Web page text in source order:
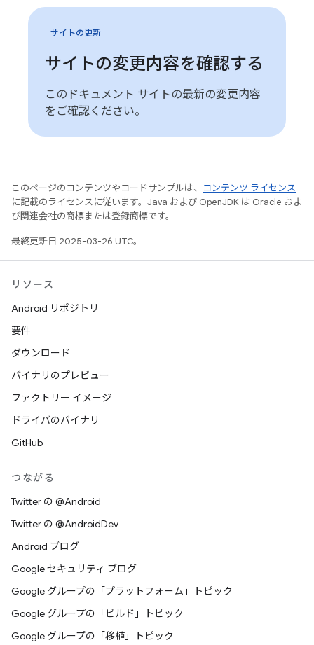
サイトの更新
サイトの変更内容を確認する
このドキュメント サイトの最新の変更内容
をご確認ください。
このページのコンテンツやコードサンプルは、
コンテンツ ライセンス
に記載のライセンスに従います。Java および OpenJDK は Oracle およ
び関連会社の商標または登録商標です。
最終更新日 2025-03-26 UTC。
リソース
Android リポジトリ
要件
ダウンロード
バイナリのプレビュー
ファクトリー イメージ
ドライバのバイナリ
GitHub
つながる
Twitter の @Android
Twitter の @AndroidDev
Android ブログ
Google セキュリティ ブログ
Google グループの「プラットフォーム」トピック
Google グループの「ビルド」トピック
Google グループの「移植」トピック